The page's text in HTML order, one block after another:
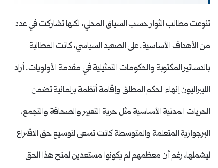
تنوعت مطالب الثوار حسب السياق المحلي، لكنها تشاركت في عدد
من الأهداف الأساسية. على الصعيد السياسي، كانت المطالبة
بالدساتير المكتوبة والحكومات التمثيلية في مقدمة الأولويات. أراد
الليبراليون إنهاء الحكم المطلق وإقامة أنظمة برلمانية تضمن
الحريات المدنية الأساسية مثل حرية التعبير والصحافة والتجمع.
البرجوازية المتعلمة والمتوسطة كانت تسعى لتوسيع حق الاقتراع
ليشملها، رغم أن معظمهم لم يكونوا مستعدين لمنح هذا الحق